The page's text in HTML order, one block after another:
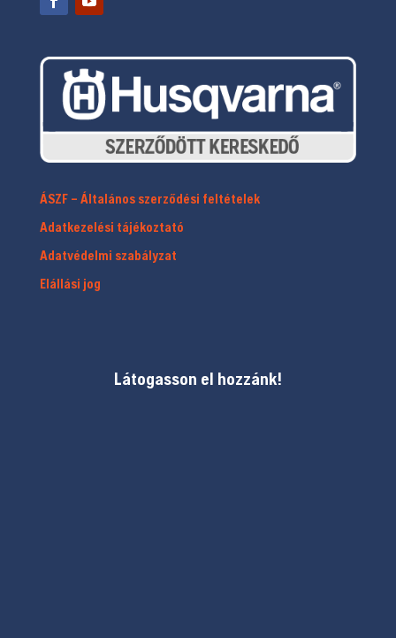
ÁSZF – Általános szerződési feltételek
Adatkezelési tájékoztató
Adatvédelmi szabályzat
Elállási jog
Látogasson el hozzánk!